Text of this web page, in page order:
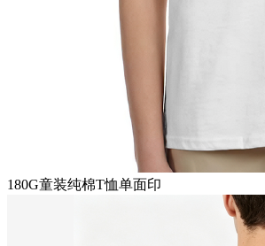
180G童装纯棉T恤单面印